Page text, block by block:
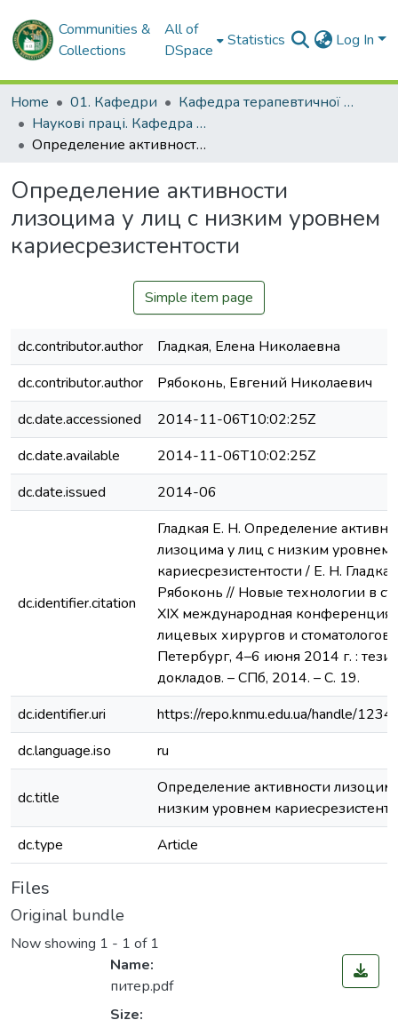
Communities &
Collections
All of
DSpace
Statistics Log In
Home 01. Кафедри
Кафедра терапевтичної стоматології
Наукові праці. Кафедра терапевтичної стоматології
Определение активности лизоцима у лиц с низким уровнем кариесрезистентости
Определение активности
лизоцима у лиц с низким уровнем
кариесрезистентости
Simple item page
dc.contributor.author
Гладкая, Елена Николаевна
dc.contributor.author
Рябоконь, Евгений Николаевич
dc.date.accessioned
2014-11-06T10:02:25Z
dc.date.available
2014-11-06T10:02:25Z
dc.date.issued
2014-06
dc.identifier.citation
Гладкая Е. Н. Определение
лизоцима у лиц с низким уровнем
кариесрезистентости / Е. Н.
Рябоконь // Новые технологии в
XIX международная конференция
лицевых хирургов и стоматологов,
Петербург, 4–6 июня 2014 г. :
докладов. – СПб, 2014. – С. 19.
dc.identifier.uri
https://repo.knmu.edu.ua/handle/
dc.language.iso
ru
dc.title
Определение активности
низким уровнем
dc.type
Article
Files
Original bundle
Now showing 1 - 1 of 1
Name:
питер.pdf
Size: